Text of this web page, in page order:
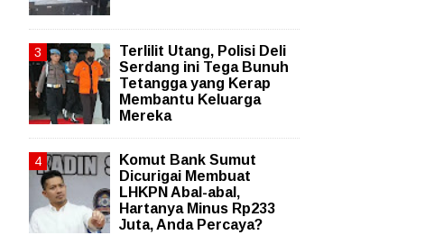
Terlilit Utang, Polisi Deli
Serdang ini Tega Bunuh
Tetangga yang Kerap
Membantu Keluarga
Mereka
Komut Bank Sumut
Dicurigai Membuat
LHKPN Abal-abal,
Hartanya Minus Rp233
Juta, Anda Percaya?